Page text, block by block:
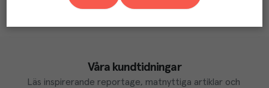
Våra kundtidningar
Läs inspirerande reportage, matnyttiga artiklar och